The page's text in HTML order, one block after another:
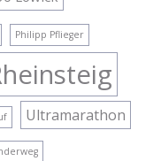
Philipp Pflieger
Ultramarathon